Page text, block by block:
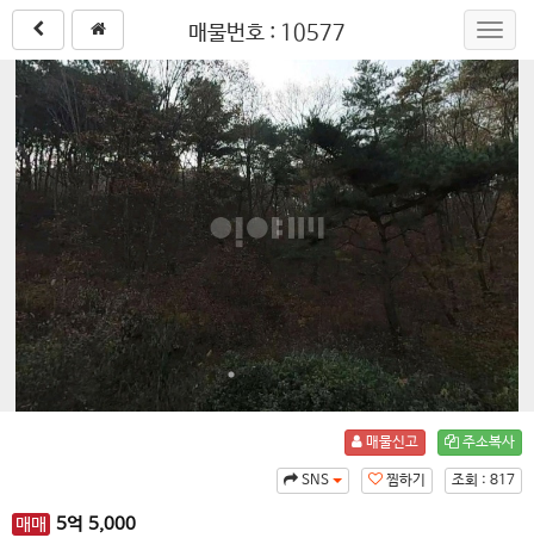
매물번호 : 10577
주소복사
매물신고
조회 : 817
찜하기
SNS
매매 5억 5,000